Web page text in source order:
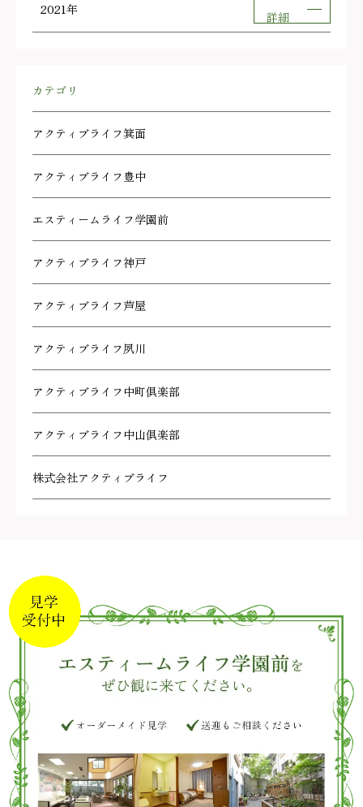
2021年 詳細
カテゴリ
アクティブライフ箕面
アクティブライフ豊中
エスティームライフ学園前
アクティブライフ神戸
アクティブライフ芦屋
アクティブライフ夙川
アクティブライフ中町倶楽部
アクティブライフ中山倶楽部
株式会社アクティブライフ